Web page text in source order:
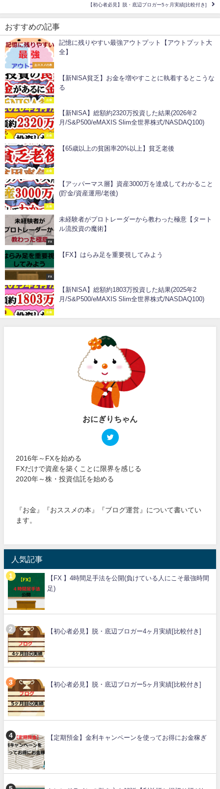
【初心者必見】脱・底辺ブロガー5ヶ月実績[比較付き]
おすすめの記事
おススメの本
記憶に残りやすい最強アウトプット【アウトプット大
全】
お金
【新NISA貧乏】お金を増やすことに執着するとこうな
る
お金
【新NISA】総額約2320万投資した結果(2026年2
月/S&P500/eMAXIS Slim全世界株式/NASDAQ100)
お金
【65歳以上の貧困率20%以上】貧乏老後
お金
【アッパーマス層】資産3000万を達成してわかること
(貯金/資産運用/老後)
FX
未経験者がプロトレーダーから教わった極意【タート
ル流投資の魔術】
FX
【FX】はらみ足を重要視してみよう
お金
【新NISA】総額約1803万投資した結果(2025年2
月/S&P500/eMAXIS Slim全世界株式/NASDAQ100)
おにぎりちゃん
2016年～FXを始める
FXだけで資産を築くことに限界を感じる
2020年～株・投資信託を始める
『お金』『おススメの本』『ブログ運営』について書いてい
ます。
人気記事
【FX 】4時間足手法を公開(負けている人にこそ最強時間
足)
【初心者必見】脱・底辺ブロガー4ヶ月実績[比較付き]
【初心者必見】脱・底辺ブロガー5ヶ月実績[比較付き]
【定期預金】金利キャンペーンを使ってお得にお金稼ぎ